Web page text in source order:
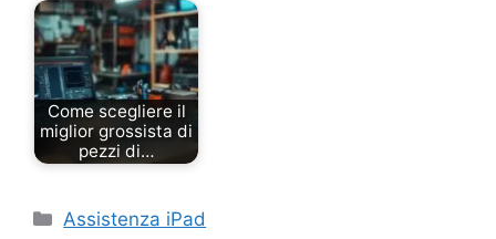
Come scegliere il
miglior grossista di
pezzi di…
Categorie
Assistenza iPad